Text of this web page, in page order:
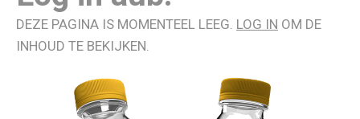
DEZE PAGINA IS MOMENTEEL LEEG. LOG IN OM DE
INHOUD TE BEKIJKEN.